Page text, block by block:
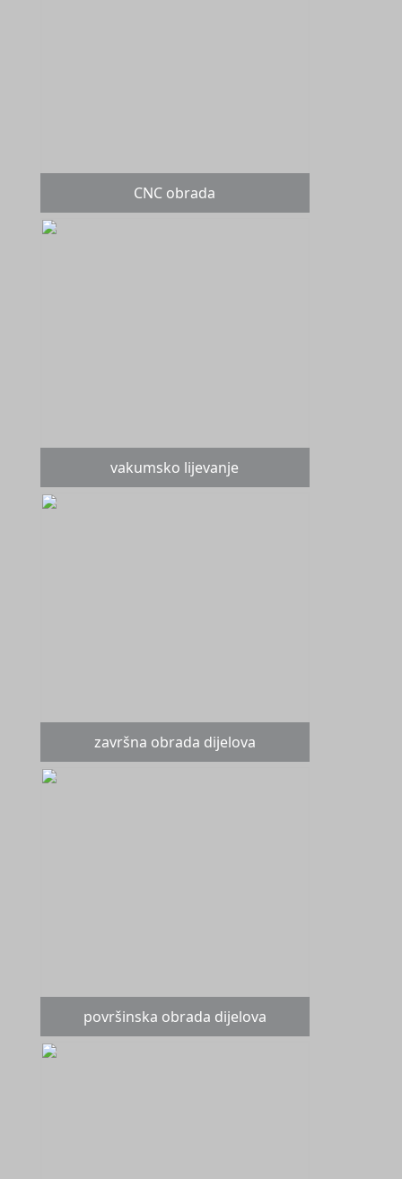
CNC obrada
vakumsko lijevanje
završna obrada dijelova
površinska obrada dijelova